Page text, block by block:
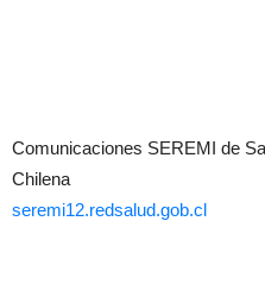
Comunicaciones SEREMI de
Chilena
seremi12.redsalud.gob.cl